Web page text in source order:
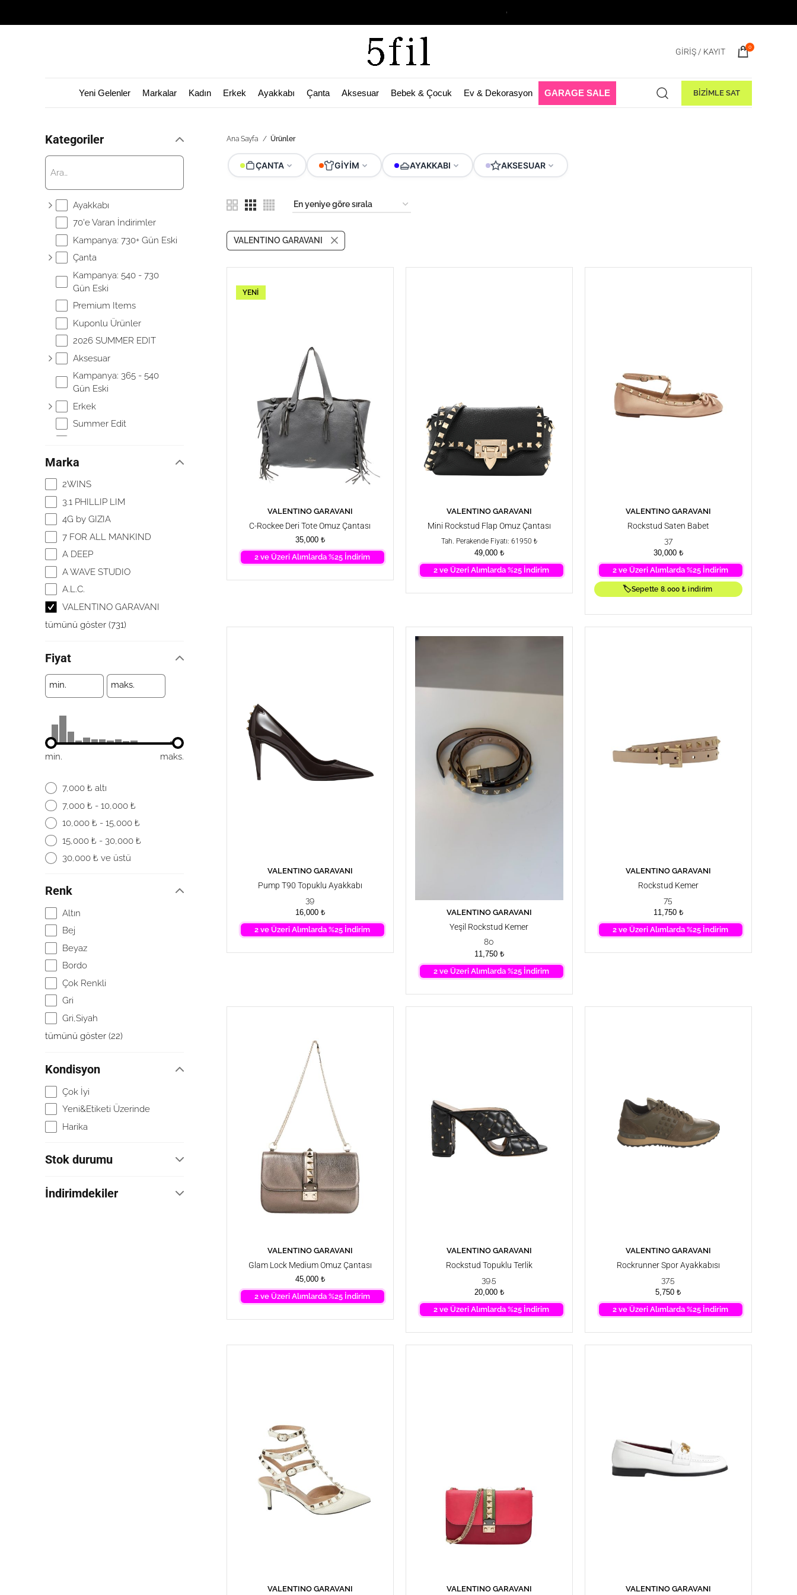
Garage Sale Başladı! 1 Ağustos - 31 Ağustos 2026
GIRIŞ / KAYIT 0
Yeni Gelenler Markalar Kadın Erkek Ayakkabı Çanta Aksesuar Bebek & Çocuk Ev & Dekorasyon GARAGE SALE BİZİMLE SAT
Kategoriler
Ayakkabı
70'e Varan İndirimler
Kampanya: 730+ Gün Eski
Çanta
Kampanya: 540 - 730
Gün Eski
Premium Items
Kuponlu Ürünler
2026 SUMMER EDIT
Aksesuar
Kampanya: 365 - 540
Gün Eski
Erkek
Summer Edit
Diğer
Marka
2WINS
3.1 PHILLIP LIM
4G by GIZIA
7 FOR ALL MANKIND
A DEEP
A WAVE STUDIO
A.L.C.
VALENTINO GARAVANI
tümünü göster (731)
Fiyat
min. maks.
min. maks.
7,000 ₺ altı
7,000 ₺ - 10,000 ₺
10,000 ₺ - 15,000 ₺
15,000 ₺ - 30,000 ₺
30,000 ₺ ve üstü
Renk
Altın
Bej
Beyaz
Bordo
Çok Renkli
Gri
Gri,Siyah
tümünü göster (22)
Kondisyon
Çok İyi
Yeni&Etiketi Üzerinde
Harika
Stok durumu
Stokta
İndirimdekiler
Ana Sayfa Ürünler
ÇANTA GIYIM AYAKKABI AKSESUAR
VALENTINO GARAVANI
YENI
SEPETE EKLE
VALENTINO GARAVANI
C-Rockee Deri Tote Omuz Çantası
35,000 ₺
2 ve Üzeri Alımlarda %25 İndirim
SEPETE EKLE
VALENTINO GARAVANI
Mini Rockstud Flap Omuz Çantası
Tah. Perakende Fiyatı: 61950 ₺
49,000 ₺
2 ve Üzeri Alımlarda %25 İndirim
SEPETE EKLE
VALENTINO GARAVANI
Rockstud Saten Babet
37
30,000 ₺
2 ve Üzeri Alımlarda %25 İndirim
🏷️Sepette 8.000 ₺ indirim
SEPETE EKLE
VALENTINO GARAVANI
Pump T90 Topuklu Ayakkabı
39
16,000 ₺
2 ve Üzeri Alımlarda %25 İndirim
SEPETE EKLE
VALENTINO GARAVANI
Yeşil Rockstud Kemer
80
11,750 ₺
2 ve Üzeri Alımlarda %25 İndirim
SEPETE EKLE
VALENTINO GARAVANI
Rockstud Kemer
75
11,750 ₺
2 ve Üzeri Alımlarda %25 İndirim
SEPETE EKLE
VALENTINO GARAVANI
Glam Lock Medium Omuz Çantası
45,000 ₺
2 ve Üzeri Alımlarda %25 İndirim
SEPETE EKLE
VALENTINO GARAVANI
Rockstud Topuklu Terlik
39.5
20,000 ₺
2 ve Üzeri Alımlarda %25 İndirim
SEPETE EKLE
VALENTINO GARAVANI
Rockrunner Spor Ayakkabısı
37.5
5,750₺
2 ve Üzeri Alımlarda %25 İndirim
SEPETE EKLE
VALENTINO GARAVANI
SEPETE EKLE
VALENTINO GARAVANI
SEPETE EKLE
VALENTINO GARAVANI